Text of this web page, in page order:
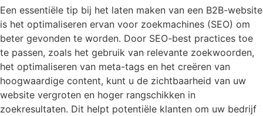
Een essentiële tip bij het laten maken van een B2B-website
is het optimaliseren ervan voor zoekmachines (SEO) om
beter gevonden te worden. Door SEO-best practices toe
te passen, zoals het gebruik van relevante zoekwoorden,
het optimaliseren van meta-tags en het creëren van
hoogwaardige content, kunt u de zichtbaarheid van uw
website vergroten en hoger rangschikken in
zoekresultaten. Dit helpt potentiële klanten om uw bedrijf